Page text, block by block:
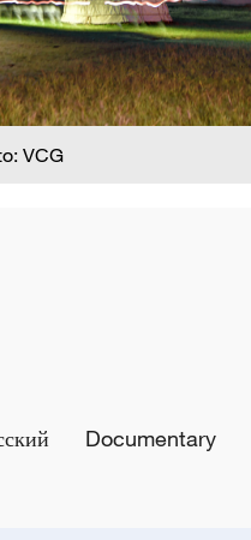
VCG
Documentary